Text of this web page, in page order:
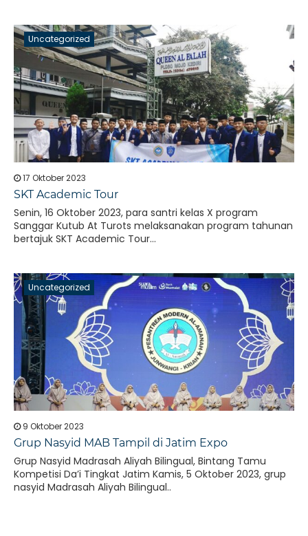
Uncategorized
17 Oktober 2023
SKT Academic Tour
Senin, 16 Oktober 2023, para santri kelas X program
Sanggar Kutub At Turots melaksanakan program tahunan
bertajuk SKT Academic Tour...
Uncategorized
9 Oktober 2023
Grup Nasyid MAB Tampil di Jatim Expo
Grup Nasyid Madrasah Aliyah Bilingual, Bintang Tamu
Kompetisi Da’i Tingkat Jatim Kamis, 5 Oktober 2023, grup
nasyid Madrasah Aliyah Bilingual..